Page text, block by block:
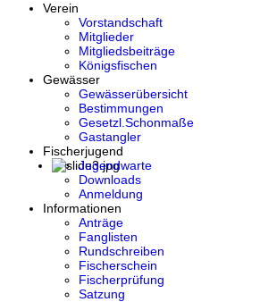
Verein
Vorstandschaft
Mitglieder
Mitgliedsbeiträge
Königsfischen
Gewässer
Gewässerübersicht
Bestimmungen
Gesetzl.Schonmaße
Gastangler
Fischerjugend
Jugendwarte
Downloads
Anmeldung
Informationen
Anträge
Fanglisten
Rundschreiben
Fischerschein
Fischerprüfung
Satzung